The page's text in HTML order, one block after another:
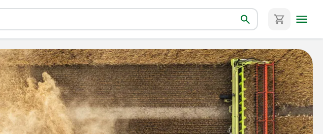
у Тернополі — Marian Agro